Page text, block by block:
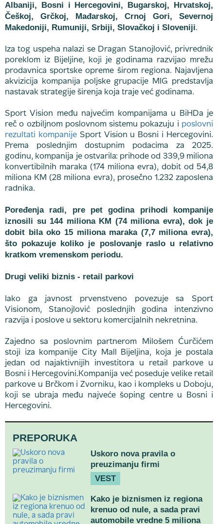
Albaniji, Bosni i Hercegovini, Bugarskoj, Hrvatskoj,
Češkoj, Grčkoj, Mađarskoj, Crnoj Gori, Severnoj
Makedoniji, Rumuniji, Srbiji, Slovačkoj i Sloveniji.
Iza tog uspeha nalazi se Dragan Stanojlović, privrednik
poreklom iz Bijeljine, koji je godinama razvijao mrežu
prodavnica sportske opreme širom regiona. Najavljena
akvizicija kompanija poljske grupacije MIG predstavlja
nastavak strategije širenja koja traje već godinama.
Sport Vision među najvećim kompanijama u BiHDa je
reč o ozbiljnom poslovnom sistemu pokazuju i poslovni
rezultati kompanijeSport Vision u Bosni i Hercegovini.
Prema poslednjim dostupnim podacima za 2025.
godinu, kompanija je ostvarila: prihode od 339,9 miliona
konvertibilnih maraka (174 miliona evra), dobit od 54,8
miliona KM (28 miliona evra), prosečno 1.232 zaposlena
radnika.
Poređenja radi, pre pet godina prihodi kompanije
iznosili su 144 miliona KM (74 miliona evra), dok je
dobit bila oko 15 miliona maraka (7,7 miliona evra),
što pokazuje koliko je poslovanje raslo u relativno
kratkom vremenskom periodu.
Drugi veliki biznis - retail parkovi
Iako ga javnost prvenstveno povezuje sa Sport
Visionom, Stanojlović poslednjih godina intenzivno
razvija i poslove u sektoru komercijalnih nekretnina.
Zajedno sa poslovnim partnerom Milošem Ćurčićem
stoji iza kompanije City Mall Bijeljina, koja je postala
jedan od najaktivnijih investitora u retail parkove u
Bosni i Hercegovini.Kompanija već poseduje velike retail
parkove u Brčkom i Zvorniku, kao i kompleks u Doboju,
koji se ubraja među najveće šoping centre u Bosni i
Hercegovini.
PREPORUKA
Uskoro nova pravila o
preuzimanju firmi
VEST
Kako je biznismen iz regiona
krenuo od nule, a sada pravi
automobile vredne 5 miliona